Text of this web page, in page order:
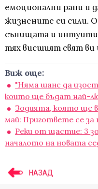
емоционални рани и
жизнените си сили.
сънищата и
тях висшият свят
Виж още:
"Няма шанс да
които ще бъдат най-
Зодията, която ще
май: Пригответе се
Реки от щастие: 3
началото на новата
НАЗАД